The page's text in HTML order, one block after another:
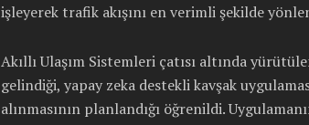
işleyerek trafik akışını en verimli şekilde
Akıllı Ulaşım Sistemleri çatısı altında
gelindiği, yapay zeka destekli kavşak
alınmasının planlandığı öğrenildi.